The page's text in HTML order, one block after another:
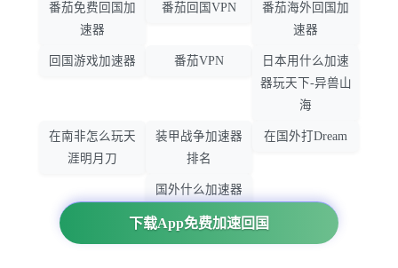
下载App免费加速回国
番茄免费回国加
速器
番茄回国VPN
番茄海外回国加
速器
回国游戏加速器 番茄VPN
日本用什么加速
器玩天下-异兽山
海
在南非怎么玩天
涯明月刀
装甲战争加速器
排名
在国外打Dream
国外什么加速器
玩暗黑破坏神